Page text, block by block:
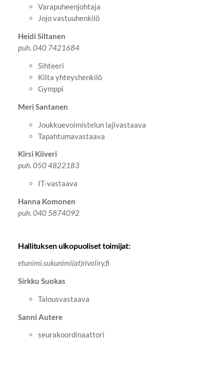
Varapuheenjohtaja
Jojo vastuuhenkilö
Heidi Siltanen
puh. 040 7421684
Sihteeri
Kilta yhteyshenkilö
Gymppi
Meri Santanen
Joukkuevoimistelun lajivastaava
Tapahtumavastaava
Kirsi Kiiveri
puh. 050 4822183
IT-vastaava
Hanna Komonen
puh. 040 5874092
Hallituksen ulkopuoliset toimijat:
etunimi.sukunimi(at)rivoliry.fi
Sirkku Suokas
Talousvastaava
Sanni Autere
seurakoordinaattori